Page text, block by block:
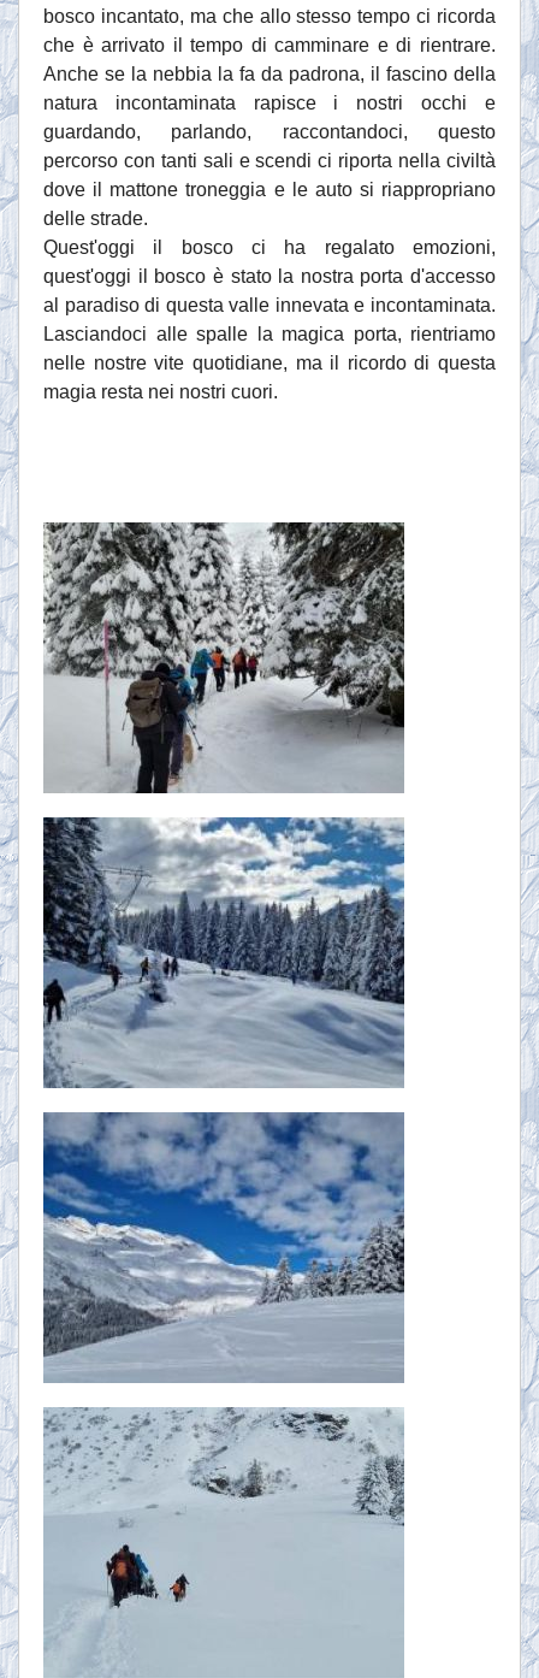
bosco incantato, ma che allo stesso tempo ci ricorda
che è arrivato il tempo di camminare e di rientrare.
Anche se la nebbia la fa da padrona, il fascino della
natura incontaminata rapisce i nostri occhi e
guardando, parlando, raccontandoci, questo
percorso con tanti sali e scendi ci riporta nella civiltà
dove il mattone troneggia e le auto si riappropriano
delle strade.
Quest'oggi il bosco ci ha regalato emozioni,
quest'oggi il bosco è stato la nostra porta d'accesso
al paradiso di questa valle innevata e incontaminata.
Lasciandoci alle spalle la magica porta, rientriamo
nelle nostre vite quotidiane, ma il ricordo di questa
magia resta nei nostri cuori.